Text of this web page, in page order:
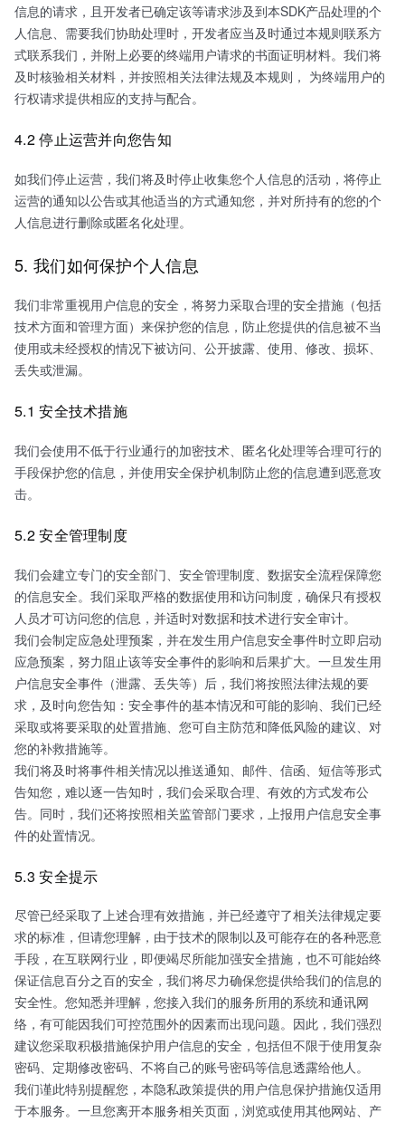
信息的请求，且开发者已确定该等请求涉及到本SDK产品处理的个
人信息、需要我们协助处理时，开发者应当及时通过本规则联系方
式联系我们，并附上必要的终端用户请求的书面证明材料。我们将
及时核验相关材料，并按照相关法律法规及本规则， 为终端用户的
行权请求提供相应的支持与配合。
4.2 停止运营并向您告知
如我们停止运营，我们将及时停止收集您个人信息的活动，将停止
运营的通知以公告或其他适当的方式通知您，并对所持有的您的个
人信息进行删除或匿名化处理。
5. 我们如何保护个人信息
我们非常重视用户信息的安全，将努力采取合理的安全措施（包括
技术方面和管理方面）来保护您的信息，防止您提供的信息被不当
使用或未经授权的情况下被访问、公开披露、使用、修改、损坏、
丢失或泄漏。
5.1 安全技术措施
我们会使用不低于行业通行的加密技术、匿名化处理等合理可行的
手段保护您的信息，并使用安全保护机制防止您的信息遭到恶意攻
击。
5.2 安全管理制度
我们会建立专门的安全部门、安全管理制度、数据安全流程保障您
的信息安全。我们采取严格的数据使用和访问制度，确保只有授权
人员才可访问您的信息，并适时对数据和技术进行安全审计。
我们会制定应急处理预案，并在发生用户信息安全事件时立即启动
应急预案，努力阻止该等安全事件的影响和后果扩大。一旦发生用
户信息安全事件（泄露、丢失等）后，我们将按照法律法规的要
求，及时向您告知：安全事件的基本情况和可能的影响、我们已经
采取或将要采取的处置措施、您可自主防范和降低风险的建议、对
您的补救措施等。
我们将及时将事件相关情况以推送通知、邮件、信函、短信等形式
告知您，难以逐一告知时，我们会采取合理、有效的方式发布公
告。同时，我们还将按照相关监管部门要求，上报用户信息安全事
件的处置情况。
5.3 安全提示
尽管已经采取了上述合理有效措施，并已经遵守了相关法律规定要
求的标准，但请您理解，由于技术的限制以及可能存在的各种恶意
手段，在互联网行业，即便竭尽所能加强安全措施，也不可能始终
保证信息百分之百的安全，我们将尽力确保您提供给我们的信息的
安全性。您知悉并理解，您接入我们的服务所用的系统和通讯网
络，有可能因我们可控范围外的因素而出现问题。因此，我们强烈
建议您采取积极措施保护用户信息的安全，包括但不限于使用复杂
密码、定期修改密码、不将自己的账号密码等信息透露给他人。
我们谨此特别提醒您，本隐私政策提供的用户信息保护措施仅适用
于本服务。一旦您离开本服务相关页面，浏览或使用其他网站、产